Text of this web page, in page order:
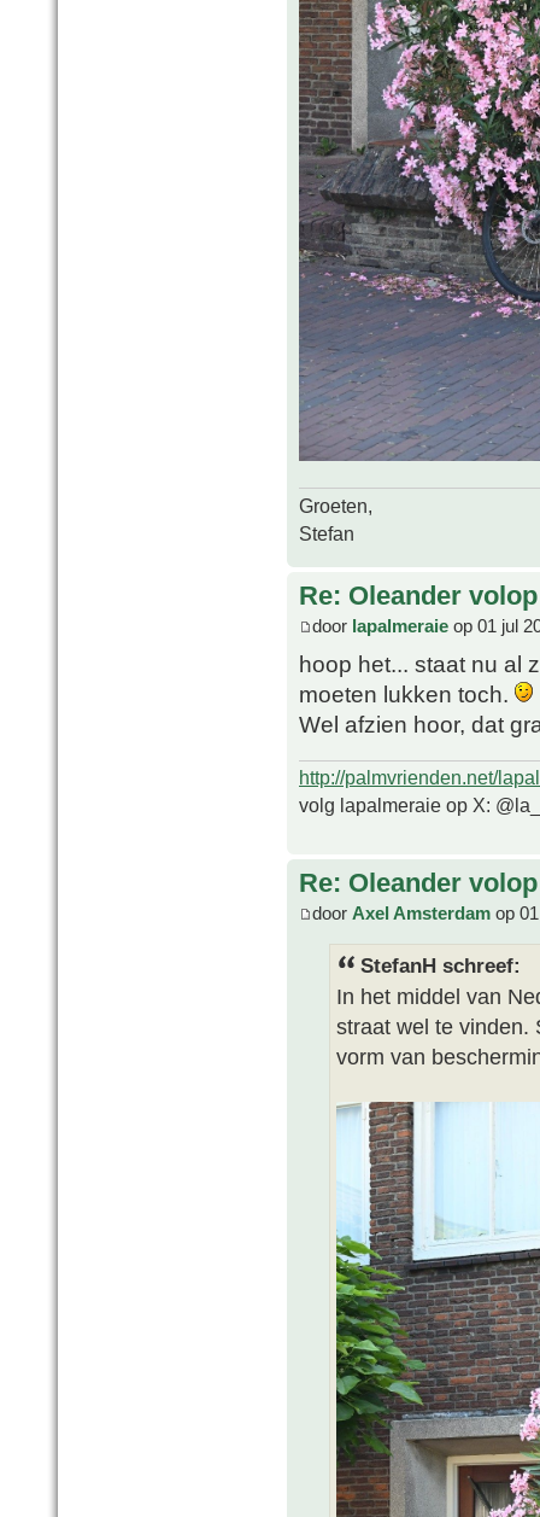
Groeten,
Stefan
Re: Oleander
door lapalmeraie op 01 jul
hoop het... staat nu al
moeten lukken toch.
Wel afzien hoor, dat
http://palmvrienden.net/
volg lapalmeraie op X:
Re: Oleander
door Axel Amsterdam op
StefanH schreef:
In het middel van
straat wel te vinden.
vorm van